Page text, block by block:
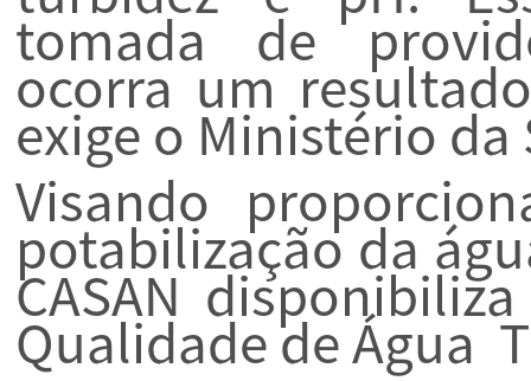
tomada de
ocorra um
exige o Ministério da
Visando
potabilização da
CASAN
Qualidade de Água